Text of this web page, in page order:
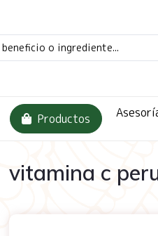
Productos
vitamina c